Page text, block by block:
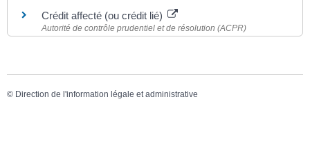
Crédit affecté (ou crédit lié)
Autorité de contrôle prudentiel et de résolution (ACPR)
© Direction de l'information légale et administrative